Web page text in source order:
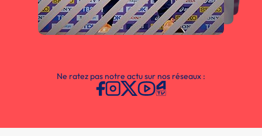
Ne ratez pas notre actu sur nos réseaux :